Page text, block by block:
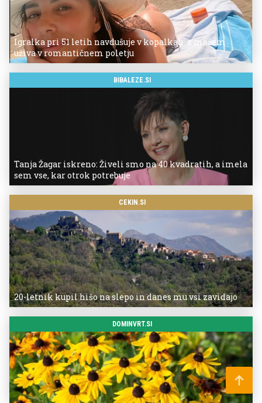
Igralka pri 51 letih navdušuje v kopalkah: z možem
uživa v romantičnem poletju
BIBALEZE.SI
Tanja Žagar iskreno: Živeli smo na 40 kvadratih, a imela
sem vse, kar otrok potrebuje
CEKIN.SI
20-letnik kupil hišo na slepo in danes mu vsi zavidajo
DOMINVRT.SI